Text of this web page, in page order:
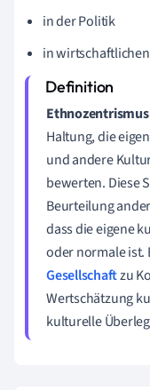
in der Politik
in
Haltung, die
und andere
bewerten. Diese
Beurteilung
dass die eigene
oder normale ist.
Gesellschaftzu
Wertschätzung
kulturelle